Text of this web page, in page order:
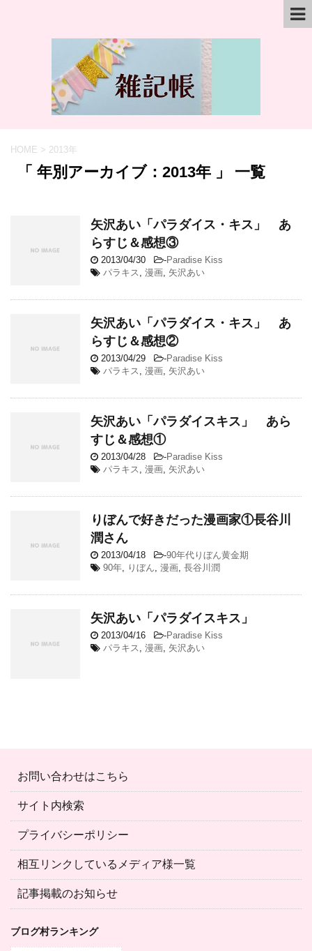
HOME > 2013年
「 年別アーカイブ：2013年 」 一覧
矢沢あい「パラダイス・キス」 あ
らすじ＆感想③
2013/04/30 -Paradise Kiss
パラキス , 漫画, 矢沢あい
矢沢あい「パラダイス・キス」 あ
らすじ＆感想②
2013/04/29 -Paradise Kiss
パラキス , 漫画, 矢沢あい
矢沢あい「パラダイスキス」 あら
すじ＆感想①
2013/04/28 -Paradise Kiss
パラキス , 漫画, 矢沢あい
りぼんで好きだった漫画家①長谷川
潤さん
2013/04/18 -90年代りぼん黄金期
90年, りぼん, 漫画, 長谷川潤
矢沢あい「パラダイスキス」
2013/04/16 -Paradise Kiss
パラキス , 漫画, 矢沢あい
お問い合わせはこちら
サイト内検索
プライバシーポリシー
相互リンクしているメディア様一覧
記事掲載のお知らせ
ブログ村ランキング